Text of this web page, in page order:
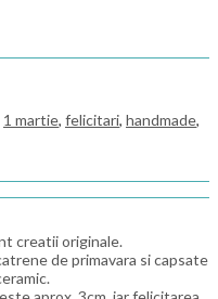
1 martie, felicitari, handmade,
creatii originale.
de primavara si capsate